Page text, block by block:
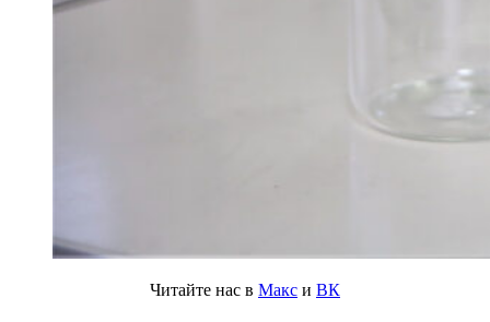
Читайте нас в Макс и ВК